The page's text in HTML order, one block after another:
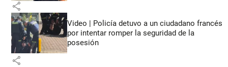
share
Video | Policía detuvo a un ciudadano francés
por intentar romper la seguridad de la
posesión
share